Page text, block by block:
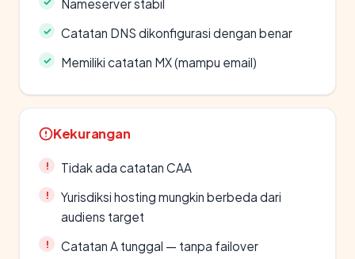
Nameserver stabil
Catatan DNS dikonfigurasi dengan benar
Memiliki catatan MX (mampu email)
Kekurangan
Tidak ada catatan CAA
Yurisdiksi hosting mungkin berbeda dari
audiens target
Catatan A tunggal — tanpa failover